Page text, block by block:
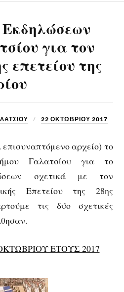
για τον
επετείου της
22 ΟΚΤΩΒΡΊΟΥ 2017
αρχείο) το
Γαλατσίου για το
σχετικά με τον
Επετείου της 28ης
τις δύο σχετικές
ΕΤΟΥΣ 2017